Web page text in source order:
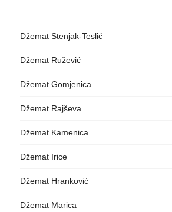
Džemat Stenjak-Teslić
Džemat Ružević
Džemat Gomjenica
Džemat Rajševa
Džemat Kamenica
Džemat Irice
Džemat Hranković
Džemat Marica